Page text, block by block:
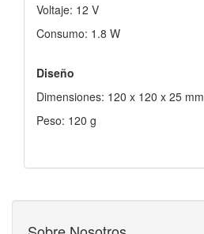
Voltaje: 12 V
Consumo: 1.8 W
Diseño
Dimensiones: 120 x 120 x 25 mm
Peso: 120 g